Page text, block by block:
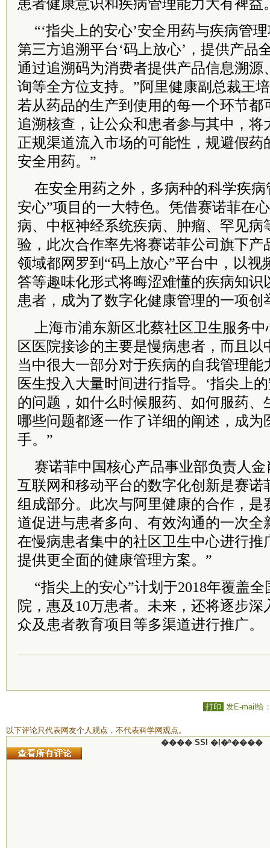
患者健康意识和疾病管理能力大有裨益
“‘指尖上的安心’安全用药与疾病管
第三方追溯平台‘码上放心’，提供产品
通过追溯码为消费者提供产品信息溯源
询等全方位支持。”阿里健康副总裁王
若从药品的生产到使用的每一个环节都
追溯核查，让公众和患者参与其中，将
正规渠道流入市场的可能性，规避假药
安全用药。”
在安全用药之外，多病种的科学疾
安心”项目的一大特色。凭借赛诺菲在
病、中枢神经系统疾病、肿瘤、罕见病
验，此次合作率先将赛诺菲公司旗下产
领域都网罗到“码上放心”平台中，以视
答等趣味化形式将晦涩难懂的疾病知识
患者，成为了数字化健康管理的一项创
上海市浦东新区北蔡社区卫生服务
区医院接诊的主要是慢病患者，而且以
当中很大一部分对于疾病的自我管理能
医生投入大量时间进行指导。‘指尖上
的问题，如什么时候服药、如何服药、
哪些问题都逐一作了详细的阐述，成为
手。”
赛诺菲中国核心产品事业部负责人
互联网和移动平台的数字化创新是赛诺
组成部分。此次与阿里健康的合作，是
道促进与患者多向、有效沟通的一次全
在慢病患者集中的社区卫生中心进行推
提供更全面的健康管理方案。”
“指尖上的安心”计划于2018年覆盖全
院，惠及10万患者。未来，还将逐步
众及患者教育项目等多渠道进行推广。
打印 发E-mail给
以下评论只代表网友个人观点，不代表科学网观点。
���� SSI �ļ�ʱ����